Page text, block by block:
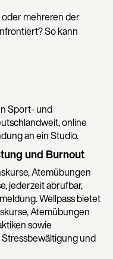
mehreren der
So kann
Sport- und
online
an ein Studio.
und Burnout
Atemübungen
jederzeit abrufbar,
Wellpass bietet
Atemübungen
sowie
und